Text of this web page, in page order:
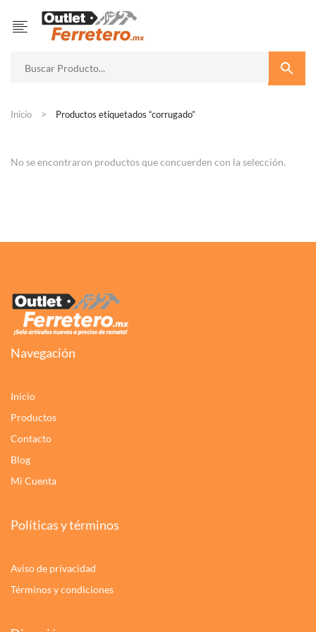
Inicio Productos etiquetados “corrugado”
No se encontraron productos que concuerden con la selección.
Navegación
Inicio
Productos
Contacto
Blog
Mi Cuenta
Políticas y términos
Aviso de privacidad
Términos y condiciones